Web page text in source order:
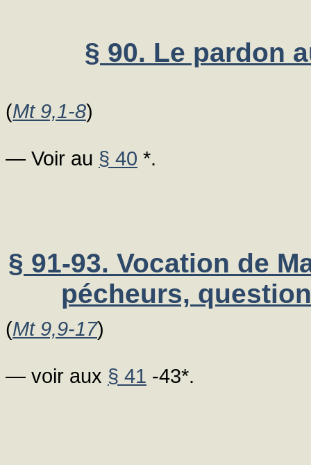
§ 90. Le pardon
(Mt 9,1-8)
— Voir au § 40 *.
§ 91-93. Vocation de
pécheurs,
(Mt 9,9-17)
— voir aux § 41 -43*.